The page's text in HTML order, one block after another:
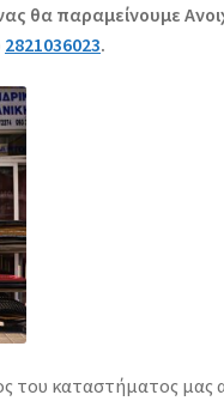
θα παραμείνουμε
2821036023.
του καταστήματος μας